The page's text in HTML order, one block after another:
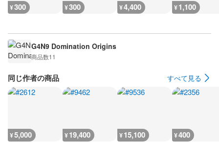
¥300 ¥300 ¥4,400 ¥1,100
G4N9 Domination Origins
商品数11
同じ作者の商品 すべて見る
¥5,000 ¥19,400 ¥15,100 ¥400